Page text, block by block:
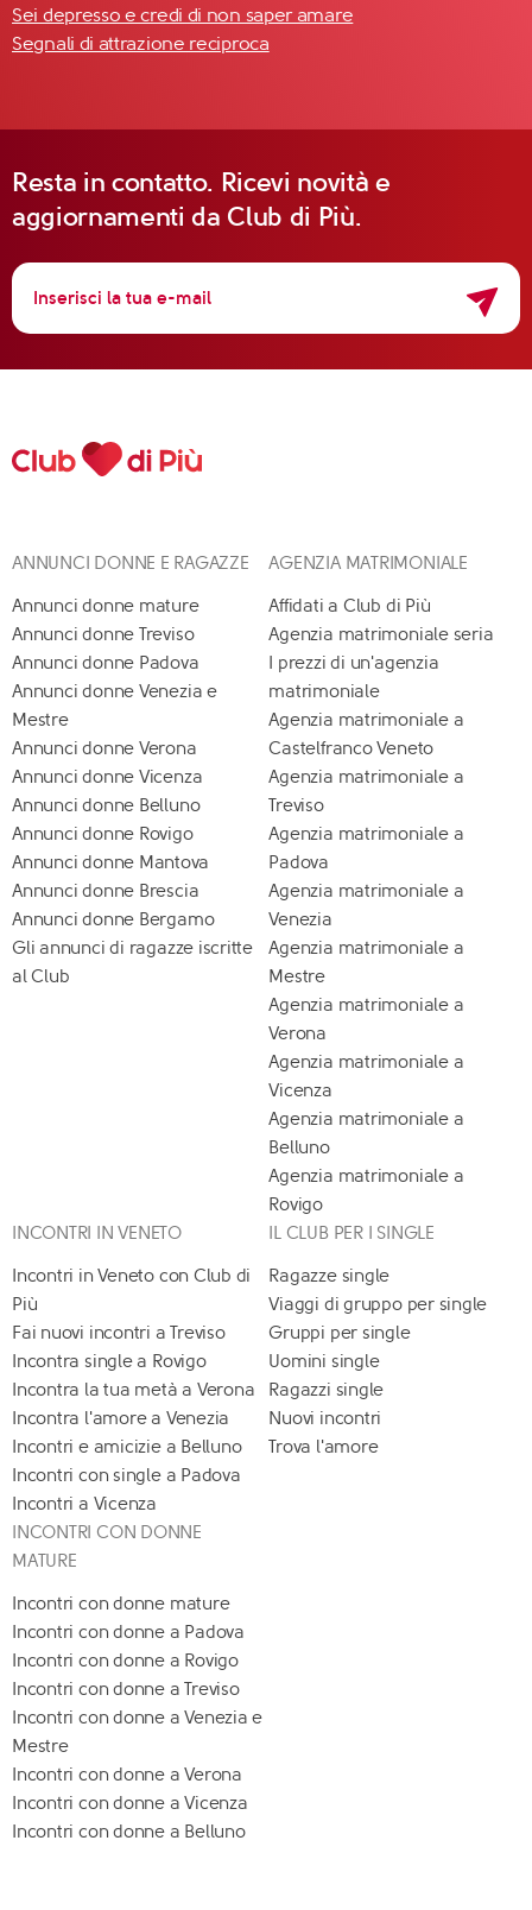
Sei depresso e credi di non saper amare
Segnali di attrazione reciproca
Resta in contatto. Ricevi novità e
aggiornamenti da Club di Più.
ANNUNCI DONNE E RAGAZZE
Annunci donne mature
Annunci donne Treviso
Annunci donne Padova
Annunci donne Venezia e
Mestre
Annunci donne Verona
Annunci donne Vicenza
Annunci donne Belluno
Annunci donne Rovigo
Annunci donne Mantova
Annunci donne Brescia
Annunci donne Bergamo
Gli annunci di ragazze iscritte
al Club
AGENZIA MATRIMONIALE
Affidati a Club di Più
Agenzia matrimoniale seria
I prezzi di un'agenzia
matrimoniale
Agenzia matrimoniale a
Castelfranco Veneto
Agenzia matrimoniale a
Treviso
Agenzia matrimoniale a
Padova
Agenzia matrimoniale a
Venezia
Agenzia matrimoniale a
Mestre
Agenzia matrimoniale a
Verona
Agenzia matrimoniale a
Vicenza
Agenzia matrimoniale a
Belluno
Agenzia matrimoniale a
Rovigo
INCONTRI IN VENETO
Incontri in Veneto con Club di
Più
Fai nuovi incontri a Treviso
Incontra single a Rovigo
Incontra la tua metà a Verona
Incontra l'amore a Venezia
Incontri e amicizie a Belluno
Incontri con single a Padova
Incontri a Vicenza
IL CLUB PER I SINGLE
Ragazze single
Viaggi di gruppo per single
Gruppi per single
Uomini single
Ragazzi single
Nuovi incontri
Trova l'amore
INCONTRI CON DONNE
MATURE
Incontri con donne mature
Incontri con donne a Padova
Incontri con donne a Rovigo
Incontri con donne a Treviso
Incontri con donne a Venezia e
Mestre
Incontri con donne a Verona
Incontri con donne a Vicenza
Incontri con donne a Belluno